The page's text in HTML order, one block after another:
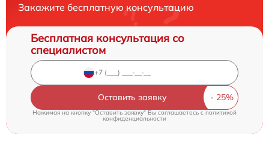
Закажите бесплатную консультацию
Бесплатная консультация со
специалистом
Оставить заявку
Нажимая на кнопку "Оставить заявку" Вы соглашаетесь cполитикой
конфиденциальности